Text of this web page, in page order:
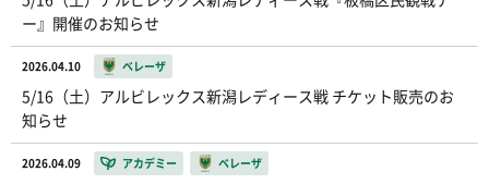
ー』開催のお知らせ
2026.04.10 ベレーザ
5/16（土）アルビレックス新潟レディース戦 チケット販売のお
知らせ
2026.04.09 アカデミー ベレーザ